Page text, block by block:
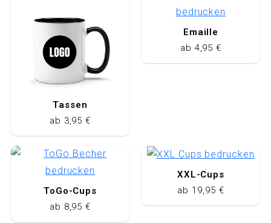
Tassen
ab 3,95 €
Emaille
ab 4,95 €
ToGo-Cups
ab 8,95 €
XXL-Cups
ab 19,95 €